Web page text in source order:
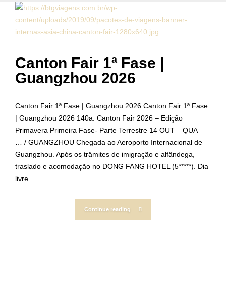
Canton Fair 1ª Fase |
Guangzhou 2026
Canton Fair 1ª Fase | Guangzhou 2026 Canton Fair 1ª Fase
| Guangzhou 2026 140a. Canton Fair 2026 – Edição
Primavera Primeira Fase- Parte Terrestre 14 OUT – QUA –
… / GUANGZHOU Chegada ao Aeroporto Internacional de
Guangzhou. Após os trâmites de imigração e alfândega,
traslado e acomodação no DONG FANG HOTEL (5*****). Dia
livre...
Continue reading